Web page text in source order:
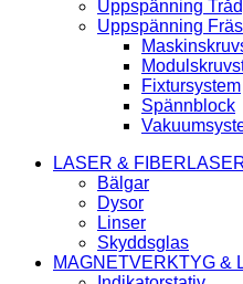
Uppspänning
Uppspänning Fräs
Fixtursystem
Spännblock
LASER &
Bälgar
Dysor
Linser
Skyddsglas
MAGNETVERKTYG &